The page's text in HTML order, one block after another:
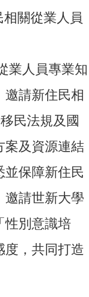
關從業人員
業人員專業知
邀請新住民相
民法規及國
案及資源連結
並保障新住民
邀請世新大學
性別意識培
度，共同打造